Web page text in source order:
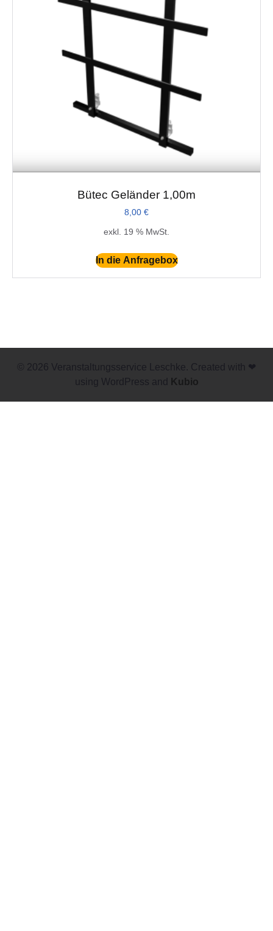
Bütec Geländer 1,00m
8,00 €
exkl. 19 % MwSt.
In die Anfragebox
© 2026 Veranstaltungsservice Leschke. Created with ❤
using WordPress and
Kubio